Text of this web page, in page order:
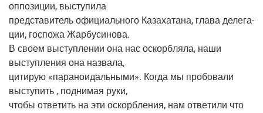
оппо­зи­ции, выступила
пред­ста­ви­тель офи­ци­аль­но­го Каза­ха­та­на, гла­ва деле­га­
ции, гос­по­жа Жарбусинова.
В сво­ем выступ­ле­нии она нас оскорб­ля­ла, наши
выступ­ле­ния она назвала,
цити­рую «пара­но­и­даль­ны­ми». Когда мы про­бо­ва­ли
высту­пить , под­ни­мая руки,
что­бы отве­тить на эти оскорб­ле­ния, нам отве­ти­ли что